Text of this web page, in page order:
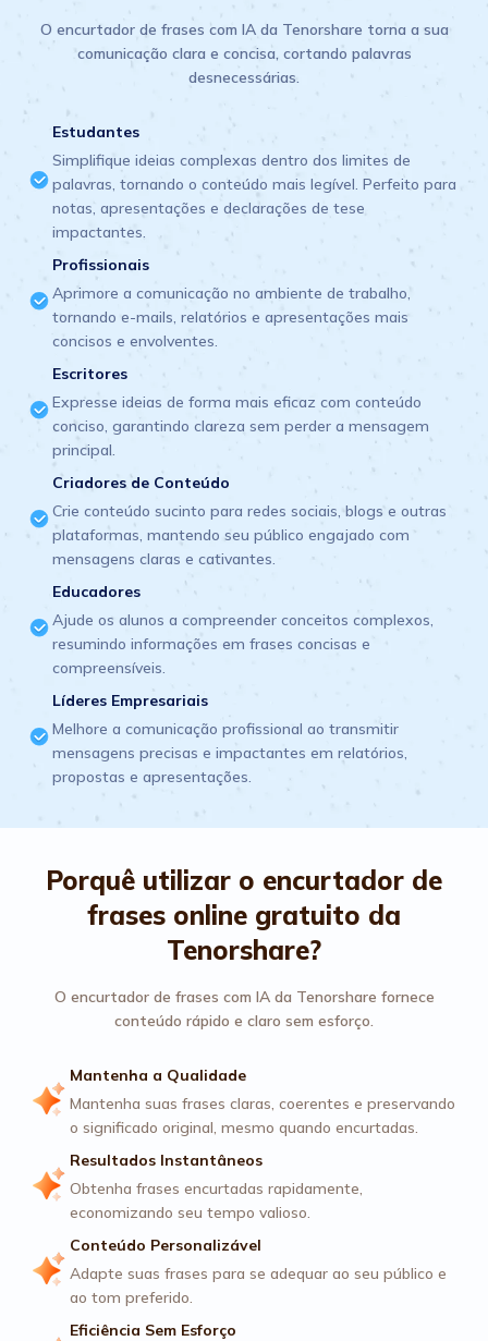
O encurtador de frases com IA da Tenorshare torna a sua
comunicação clara e concisa, cortando palavras
desnecessárias.
Estudantes
Simplifique ideias complexas dentro dos limites de
palavras, tornando o conteúdo mais legível. Perfeito para
notas, apresentações e declarações de tese
impactantes.
Profissionais
Aprimore a comunicação no ambiente de trabalho,
tornando e-mails, relatórios e apresentações mais
concisos e envolventes.
Escritores
Expresse ideias de forma mais eficaz com conteúdo
conciso, garantindo clareza sem perder a mensagem
principal.
Criadores de Conteúdo
Crie conteúdo sucinto para redes sociais, blogs e outras
plataformas, mantendo seu público engajado com
mensagens claras e cativantes.
Educadores
Ajude os alunos a compreender conceitos complexos,
resumindo informações em frases concisas e
compreensíveis.
Líderes Empresariais
Melhore a comunicação profissional ao transmitir
mensagens precisas e impactantes em relatórios,
propostas e apresentações.
Porquê utilizar o encurtador de
frases online gratuito da
Tenorshare?
O encurtador de frases com IA da Tenorshare fornece
conteúdo rápido e claro sem esforço.
Mantenha a Qualidade
Mantenha suas frases claras, coerentes e preservando
o significado original, mesmo quando encurtadas.
Resultados Instantâneos
Obtenha frases encurtadas rapidamente,
economizando seu tempo valioso.
Conteúdo Personalizável
Adapte suas frases para se adequar ao seu público e
ao tom preferido.
Eficiência Sem Esforço